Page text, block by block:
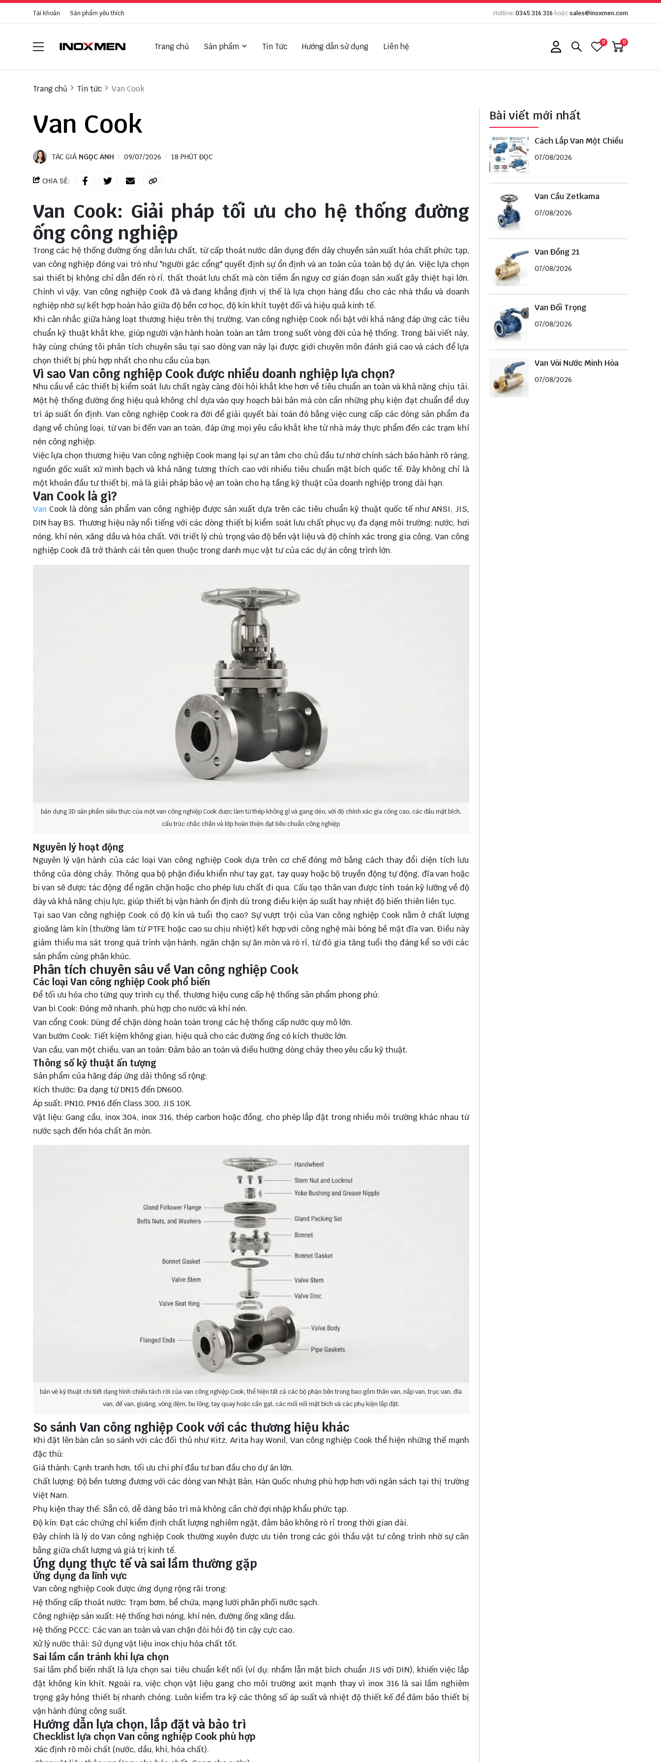
Tài khoản Sản phẩm yêu thích Hotline: 0345 316 316 hoặcsales@inoxmen.com
Trang chủ Sản phẩm Tin Tức Hướng dẫn sử dụng Liên hệ 0 0
Trang chủ Tin tức Van Cook
Van Cook
TÁC GIẢ NGỌC ANH 09/07/2026 18 PHÚT ĐỌC
CHIA SẺ:
Van Cook: Giải pháp tối ưu cho hệ thống đường
ống công nghiệp
Trong các hệ thống đường ống dẫn lưu chất, từ cấp thoát nước dân dụng đến dây chuyền sản xuất hóa chất phức tạp,
van công nghiệp đóng vai trò như "người gác cổng" quyết định sự ổn định và an toàn của toàn bộ dự án. Việc lựa chọn
sai thiết bị không chỉ dẫn đến rò rỉ, thất thoát lưu chất mà còn tiềm ẩn nguy cơ gián đoạn sản xuất gây thiệt hại lớn.
Chính vì vậy, Van công nghiệp Cook đã và đang khẳng định vị thế là lựa chọn hàng đầu cho các nhà thầu và doanh
nghiệp nhờ sự kết hợp hoàn hảo giữa độ bền cơ học, độ kín khít tuyệt đối và hiệu quả kinh tế.
Khi cân nhắc giữa hàng loạt thương hiệu trên thị trường, Van công nghiệp Cook nổi bật với khả năng đáp ứng các tiêu
chuẩn kỹ thuật khắt khe, giúp người vận hành hoàn toàn an tâm trong suốt vòng đời của hệ thống. Trong bài viết này,
hãy cùng chúng tôi phân tích chuyên sâu tại sao dòng van này lại được giới chuyên môn đánh giá cao và cách để lựa
chọn thiết bị phù hợp nhất cho nhu cầu của bạn.
Vì sao Van công nghiệp Cook được nhiều doanh nghiệp lựa chọn?
Nhu cầu về các thiết bị kiểm soát lưu chất ngày càng đòi hỏi khắt khe hơn về tiêu chuẩn an toàn và khả năng chịu tải.
Một hệ thống đường ống hiệu quả không chỉ dựa vào quy hoạch bài bản mà còn cần những phụ kiện đạt chuẩn để duy
trì áp suất ổn định. Van công nghiệp Cook ra đời để giải quyết bài toán đó bằng việc cung cấp các dòng sản phẩm đa
dạng về chủng loại, từ van bi đến van an toàn, đáp ứng mọi yêu cầu khắt khe từ nhà máy thực phẩm đến các trạm khí
nén công nghiệp.
Việc lựa chọn thương hiệu Van công nghiệp Cook mang lại sự an tâm cho chủ đầu tư nhờ chính sách bảo hành rõ ràng,
nguồn gốc xuất xứ minh bạch và khả năng tương thích cao với nhiều tiêu chuẩn mặt bích quốc tế. Đây không chỉ là
một khoản đầu tư thiết bị, mà là giải pháp bảo vệ an toàn cho hạ tầng kỹ thuật của doanh nghiệp trong dài hạn.
Van Cook là gì?
Van Cook là dòng sản phẩm van công nghiệp được sản xuất dựa trên các tiêu chuẩn kỹ thuật quốc tế như ANSI, JIS,
DIN hay BS. Thương hiệu này nổi tiếng với các dòng thiết bị kiểm soát lưu chất phục vụ đa dạng môi trường: nước, hơi
nóng, khí nén, xăng dầu và hóa chất. Với triết lý chú trọng vào độ bền vật liệu và độ chính xác trong gia công, Van công
nghiệp Cook đã trở thành cái tên quen thuộc trong danh mục vật tư của các dự án công trình lớn.
bản dựng 3D sản phẩm siêu thực của một van công nghiệp Cook được làm từ thép không gỉ và gang dẻo, với độ chính xác gia công cao, các đầu mặt bích,
cấu trúc chắc chắn và lớp hoàn thiện đạt tiêu chuẩn công nghiệp
Nguyên lý hoạt động
Nguyên lý vận hành của các loại Van công nghiệp Cook dựa trên cơ chế đóng mở bằng cách thay đổi diện tích lưu
thông của dòng chảy. Thông qua bộ phận điều khiển như tay gạt, tay quay hoặc bộ truyền động tự động, đĩa van hoặc
bi van sẽ được tác động để ngăn chặn hoặc cho phép lưu chất đi qua. Cấu tạo thân van được tính toán kỹ lưỡng về độ
dày và khả năng chịu lực, giúp thiết bị vận hành ổn định dù trong điều kiện áp suất hay nhiệt độ biến thiên liên tục.
Tại sao Van công nghiệp Cook có độ kín và tuổi thọ cao? Sự vượt trội của Van công nghiệp Cook nằm ở chất lượng
gioăng làm kín (thường làm từ PTFE hoặc cao su chịu nhiệt) kết hợp với công nghệ mài bóng bề mặt đĩa van. Điều này
giảm thiểu ma sát trong quá trình vận hành, ngăn chặn sự ăn mòn và rò rỉ, từ đó gia tăng tuổi thọ đáng kể so với các
sản phẩm cùng phân khúc.
Phân tích chuyên sâu về Van công nghiệp Cook
Các loại Van công nghiệp Cook phổ biến
Để tối ưu hóa cho từng quy trình cụ thể, thương hiệu cung cấp hệ thống sản phẩm phong phú:
Van bi Cook: Đóng mở nhanh, phù hợp cho nước và khí nén.
Van cổng Cook: Dùng để chặn dòng hoàn toàn trong các hệ thống cấp nước quy mô lớn.
Van bướm Cook: Tiết kiệm không gian, hiệu quả cho các đường ống có kích thước lớn.
Van cầu, van một chiều, van an toàn: Đảm bảo an toàn và điều hướng dòng chảy theo yêu cầu kỹ thuật.
Thông số kỹ thuật ấn tượng
Sản phẩm của hãng đáp ứng dải thông số rộng:
Kích thước: Đa dạng từ DN15 đến DN600.
Áp suất: PN10, PN16 đến Class 300, JIS 10K.
Vật liệu: Gang cầu, inox 304, inox 316, thép carbon hoặc đồng, cho phép lắp đặt trong nhiều môi trường khác nhau từ
nước sạch đến hóa chất ăn mòn.
bản vẽ kỹ thuật chi tiết dạng hình chiếu tách rời của van công nghiệp Cook, thể hiện tất cả các bộ phận bên trong bao gồm thân van, nắp van, trục van, đĩa
van, đế van, gioăng, vòng đệm, bu lông, tay quay hoặc cần gạt, các mối nối mặt bích và các phụ kiện lắp đặt.
So sánh Van công nghiệp Cook với các thương hiệu khác
Khi đặt lên bàn cân so sánh với các đối thủ như Kitz, Arita hay Wonil, Van công nghiệp Cook thể hiện những thế mạnh
đặc thù:
Giá thành: Cạnh tranh hơn, tối ưu chi phí đầu tư ban đầu cho dự án lớn.
Chất lượng: Độ bền tương đương với các dòng van Nhật Bản, Hàn Quốc nhưng phù hợp hơn với ngân sách tại thị trường
Việt Nam.
Phụ kiện thay thế: Sẵn có, dễ dàng bảo trì mà không cần chờ đợi nhập khẩu phức tạp.
Độ kín: Đạt các chứng chỉ kiểm định chất lượng nghiêm ngặt, đảm bảo không rò rỉ trong thời gian dài.
Đây chính là lý do Van công nghiệp Cook thường xuyên được ưu tiên trong các gói thầu vật tư công trình nhờ sự cân
bằng giữa chất lượng và giá trị kinh tế.
Ứng dụng thực tế và sai lầm thường gặp
Ứng dụng đa lĩnh vực
Van công nghiệp Cook được ứng dụng rộng rãi trong:
Hệ thống cấp thoát nước: Trạm bơm, bể chứa, mạng lưới phân phối nước sạch.
Công nghiệp sản xuất: Hệ thống hơi nóng, khí nén, đường ống xăng dầu.
Hệ thống PCCC: Các van an toàn và van chặn đòi hỏi độ tin cậy cực cao.
Xử lý nước thải: Sử dụng vật liệu inox chịu hóa chất tốt.
Sai lầm cần tránh khi lựa chọn
Sai lầm phổ biến nhất là lựa chọn sai tiêu chuẩn kết nối (ví dụ: nhầm lẫn mặt bích chuẩn JIS với DIN), khiến việc lắp
đặt không kín khít. Ngoài ra, việc chọn vật liệu gang cho môi trường axit mạnh thay vì inox 316 là sai lầm nghiêm
trọng gây hỏng thiết bị nhanh chóng. Luôn kiểm tra kỹ các thông số áp suất và nhiệt độ thiết kế để đảm bảo thiết bị
vận hành đúng công suất.
Hướng dẫn lựa chọn, lắp đặt và bảo trì
Checklist lựa chọn Van công nghiệp Cook phù hợp
Xác định rõ môi chất (nước, dầu, khí, hóa chất).
Bài viết mới nhất
Cách Lắp Van Một Chiều
07/08/2026
Van Cầu Zetkama
07/08/2026
Van Đồng 21
07/08/2026
Van Đối Trọng
07/08/2026
Van Vòi Nước Minh Hòa
07/08/2026